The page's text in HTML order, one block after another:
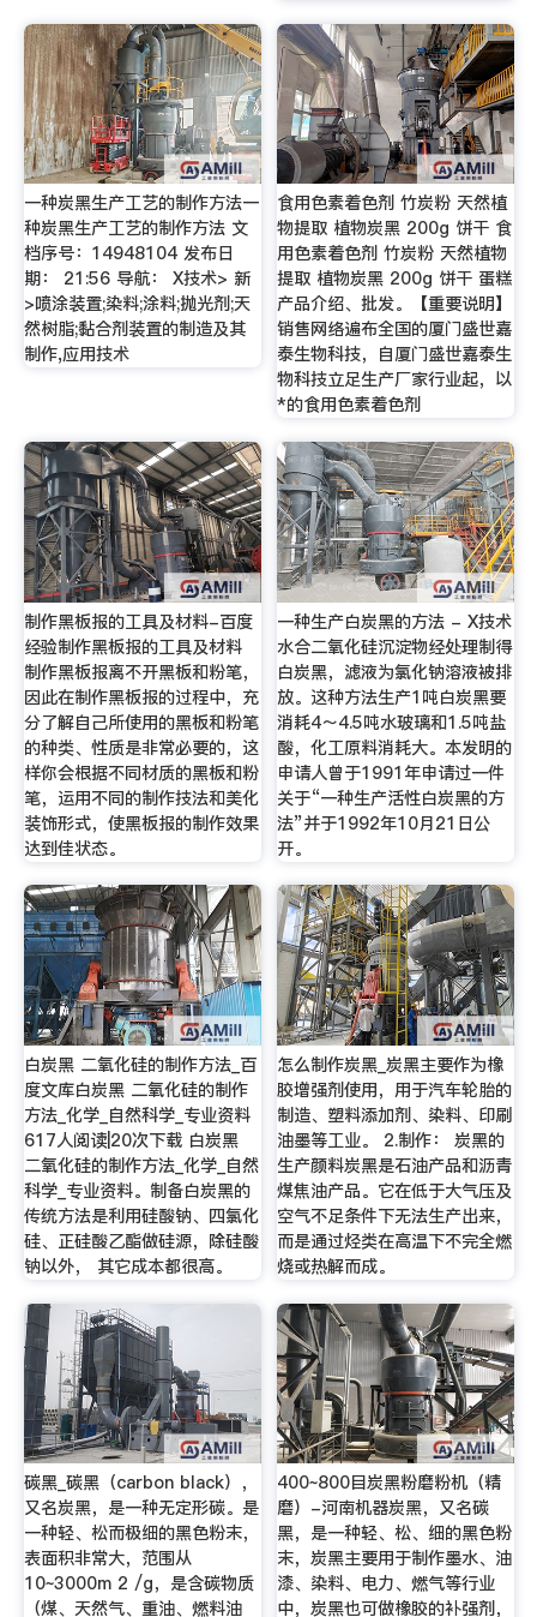
一种炭黑生产工艺的制作方法一
种炭黑生产工艺的制作方法 文
档序号：14948104 发布日
期： 21:56 导航： X技术> 新
>喷涂装置;染料;涂料;抛光剂;天
然树脂;黏合剂装置的制造及其
制作,应用技术
食用色素着色剂 竹炭粉 天然植
物提取 植物炭黑 200g 饼干 食
用色素着色剂 竹炭粉 天然植物
提取 植物炭黑 200g 饼干 蛋糕
产品介绍、批发。【重要说明】
销售网络遍布全国的厦门盛世嘉
泰生物科技，自厦门盛世嘉泰生
物科技立足生产厂家行业起，以
*的食用色素着色剂
制作黑板报的工具及材料-百度
经验制作黑板报的工具及材料
制作黑板报离不开黑板和粉笔，
因此在制作黑板报的过程中，充
分了解自己所使用的黑板和粉笔
的种类、性质是非常必要的，这
样你会根据不同材质的黑板和粉
笔，运用不同的制作技法和美化
装饰形式，使黑板报的制作效果
达到佳状态。
一种生产白炭黑的方法 - X技术
水合二氧化硅沉淀物经处理制得
白炭黑，滤液为氯化钠溶液被排
放。这种方法生产1吨白炭黑要
消耗4～4.5吨水玻璃和1.5吨盐
酸，化工原料消耗大。本发明的
申请人曾于1991年申请过一件
关于“一种生产活性白炭黑的方
法”并于1992年10月21日公
开。
白炭黑 二氧化硅的制作方法_百
度文库白炭黑 二氧化硅的制作
方法_化学_自然科学_专业资料
617人阅读|20次下载 白炭黑
二氧化硅的制作方法_化学_自然
科学_专业资料。制备白炭黑的
传统方法是利用硅酸钠、四氯化
硅、正硅酸乙酯做硅源，除硅酸
钠以外， 其它成本都很高。
怎么制作炭黑_炭黑主要作为橡
胶增强剂使用，用于汽车轮胎的
制造、塑料添加剂、染料、印刷
油墨等工业。 2.制作： 炭黑的
生产颜料炭黑是石油产品和沥青
煤焦油产品。它在低于大气压及
空气不足条件下无法生产出来，
而是通过烃类在高温下不完全燃
烧或热解而成。
碳黑_碳黑（carbon black），
又名炭黑，是一种无定形碳。是
一种轻、松而极细的黑色粉末，
表面积非常大，范围从
10~3000m 2 /g，是含碳物质
（煤、天然气、重油、燃料油
400~800目炭黑粉磨粉机（精
磨）-河南机器炭黑，又名碳
黑，是一种轻、松、细的黑色粉
末，炭黑主要用于制作墨水、油
漆、染料、电力、燃气等行业
中，炭黑也可做橡胶的补强剂，